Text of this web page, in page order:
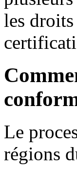
les
Le
régions